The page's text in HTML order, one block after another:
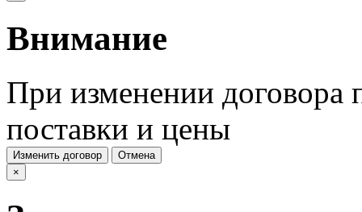
Внимание
При изменении договора
поставки и цены
Изменить договор
Отмена
×